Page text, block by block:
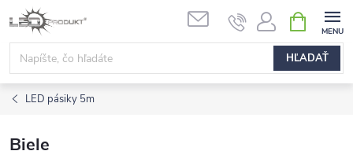
Prejsť
na
obsah
HĽADAŤ
KOŠÍK
LED pásiky 5m
Biele